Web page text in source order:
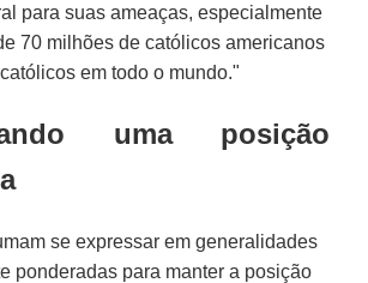
para suas ameaças, especialmente
70 milhões de católicos americanos
em todo o mundo."
uma posição
se expressar em generalidades
ponderadas para manter a posição